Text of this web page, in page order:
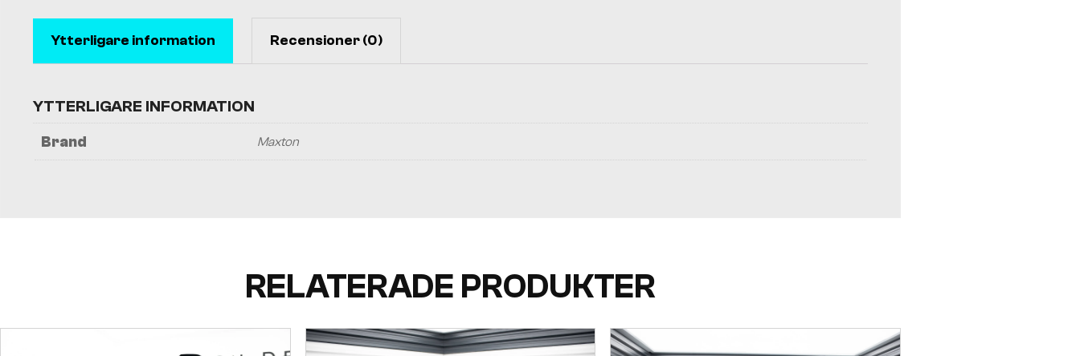
Ytterligare information Recensioner (0)
YTTERLIGARE INFORMATION
Brand Maxton
RELATERADE PRODUKTER